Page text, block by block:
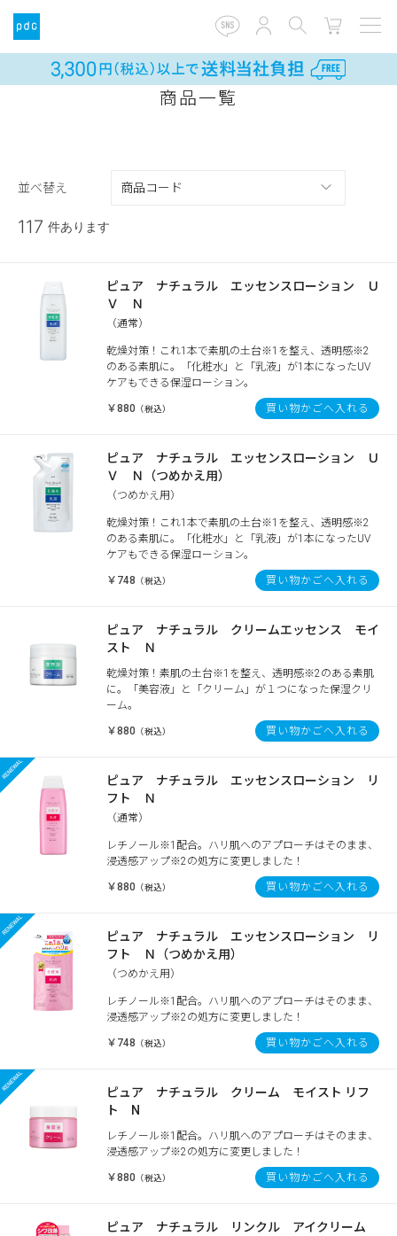
商品一覧
並べ替え
117 件あります
ピュア ナチュラル エッセンスローション Ｕ
Ｖ Ｎ
（通常）
乾燥対策！これ1本で素肌の土台※1を整え、透明感※2
のある素肌に。「化粧水」と「乳液」が1本になったUV
ケアもできる保湿ローション。
￥880 （税込） 買い物かごへ入れる
ピュア ナチュラル エッセンスローション Ｕ
Ｖ Ｎ（つめかえ用）
（つめかえ用）
乾燥対策！これ1本で素肌の土台※1を整え、透明感※2
のある素肌に。「化粧水」と「乳液」が1本になったUV
ケアもできる保湿ローション。
￥748 （税込） 買い物かごへ入れる
ピュア ナチュラル クリームエッセンス モイ
スト Ｎ
乾燥対策！素肌の土台※1を整え、透明感※2のある素肌
に。「美容液」と「クリーム」が１つになった保湿クリ
ーム。
￥880 （税込） 買い物かごへ入れる
ピュア ナチュラル エッセンスローション リ
フト Ｎ
（通常）
レチノール※1配合。ハリ肌へのアプローチはそのまま、
浸透感アップ※2の処方に変更しました！
￥880 （税込） 買い物かごへ入れる
ピュア ナチュラル エッセンスローション リ
フト Ｎ（つめかえ用）
（つめかえ用）
レチノール※1配合。ハリ肌へのアプローチはそのまま、
浸透感アップ※2の処方に変更しました！
￥748 （税込） 買い物かごへ入れる
ピュア ナチュラル クリーム モイスト リフ
ト N
レチノール※1配合。ハリ肌へのアプローチはそのまま、
浸透感アップ※2の処方に変更しました！
￥880 （税込） 買い物かごへ入れる
ピュア ナチュラル リンクル アイクリーム